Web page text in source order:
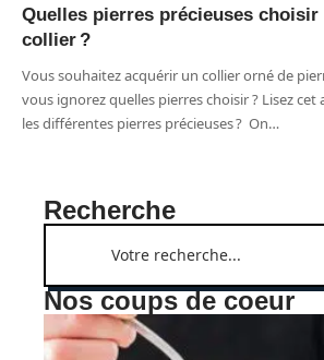
Quelles pierres précieuses
collier ?
Vous souhaitez acquérir un collier orné de
vous ignorez quelles pierres choisir ? Lisez
les différentes pierres précieuses ? On…
Recherche
Nos coups de coeur